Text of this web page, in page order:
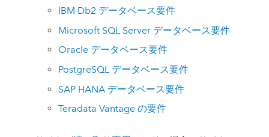
IBM Db2 データベース要件
Microsoft SQL Server データベース要件
Oracle データベース要件
PostgreSQL データベース要件
SAP HANA データベース要件
Teradata Vantage の要件